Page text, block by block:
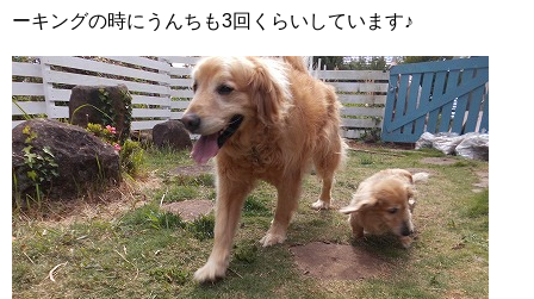
ーキングの時にうんちも3回くらいしています♪